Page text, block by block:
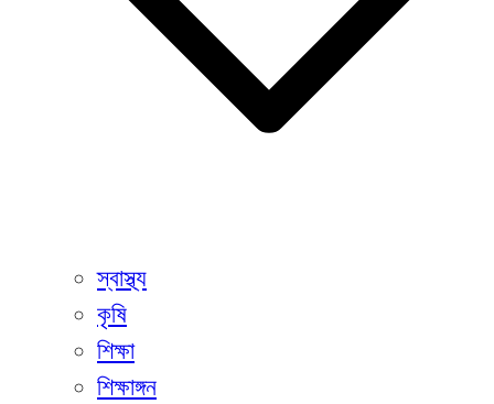
স্বাস্থ্য
কৃষি
শিক্ষা
শিক্ষাঙ্গন